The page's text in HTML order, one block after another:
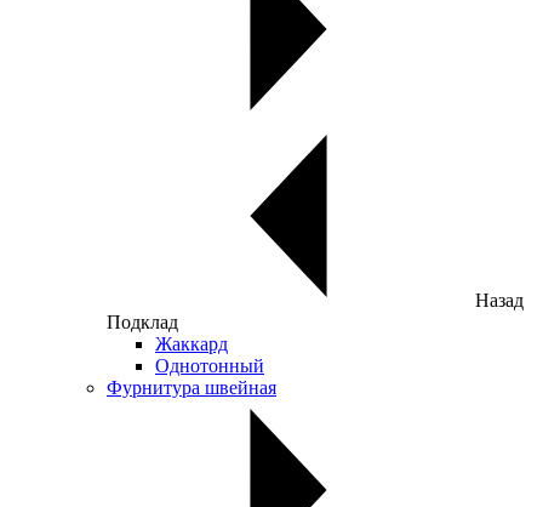
Назад
Подклад
Жаккард
Однотонный
Фурнитура швейная